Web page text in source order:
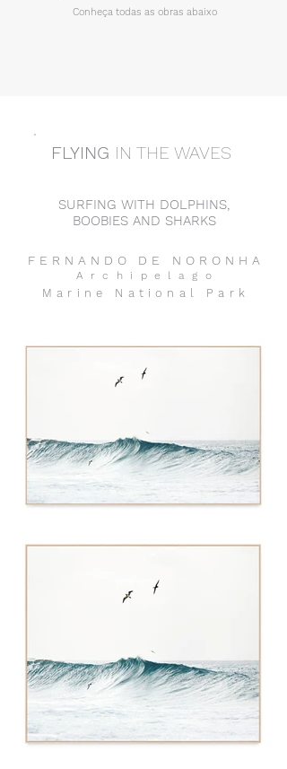
Conheça todas as obras abaixo
FLYING IN THE WAVES
SURFING WITH DOLPHINS,
BOOBIES AND SHARKS
FERNANDO DE NORONH A
Archipelag o
Marine National Par k